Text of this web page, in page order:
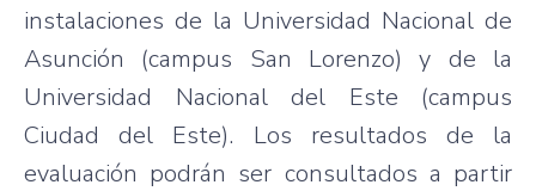
instalaciones de la Universidad Nacional de
Asunción (campus San Lorenzo) y de la
Universidad Nacional del Este (campus
Ciudad del Este). Los resultados de la
evaluación podrán ser consultados a partir